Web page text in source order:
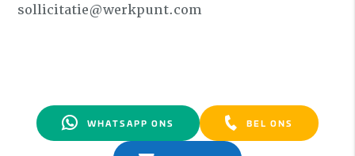
sollicitatie@werkpunt.com
WHATSAPP ONS BEL ONS